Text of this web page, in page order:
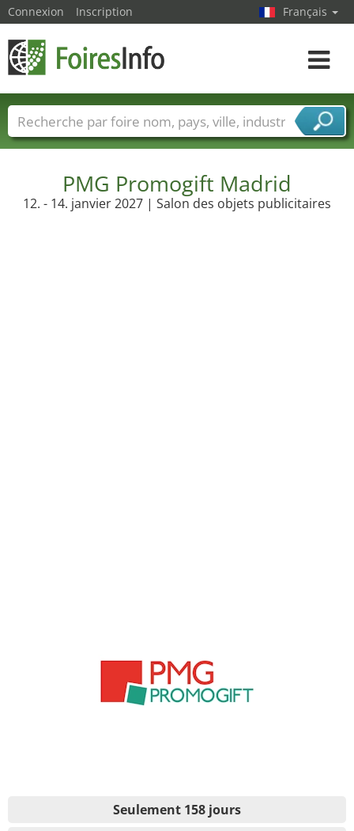
PMG Promogift Madrid
12. - 14. janvier 2027 | Salon des objets publicitaires
Seulement 158 jours
Connexion Inscription Français
Toggle
Foire noms Pays Villes
Secteurs de foire